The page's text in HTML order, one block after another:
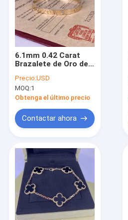
6.1mm 0.42 Carat
Brazalete de Oro de
francesa 18k
Brazalete de oro
rosa con 4
Precio:USD
MOQ:1
Obtenga el último precio
Contactar ahora